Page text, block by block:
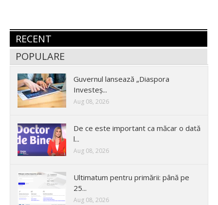
RECENT
POPULARE
Guvernul lansează „Diaspora
Investeș...
Aug 08, 2026
De ce este important ca măcar o dată
l...
Aug 08, 2026
Ultimatum pentru primării: până pe
25...
Aug 08, 2026